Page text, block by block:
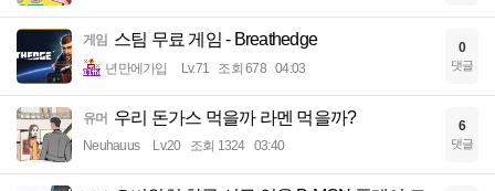
게임 스팀 무료 게임 - Breathedge
년만에가입 Lv.71 조회 678 04:03
0
댓글
유머 우리 돈가스 먹을까 라멘 먹을까?
Neuhauus Lv.20 조회 1324 03:40
6
댓글